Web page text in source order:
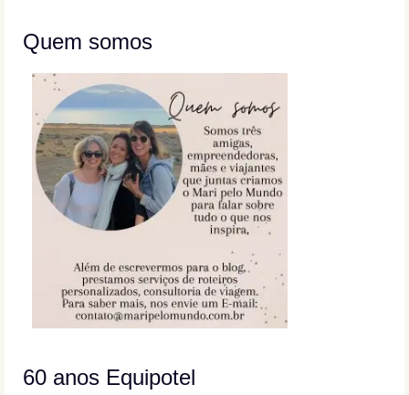
Quem somos
60 anos Equipotel